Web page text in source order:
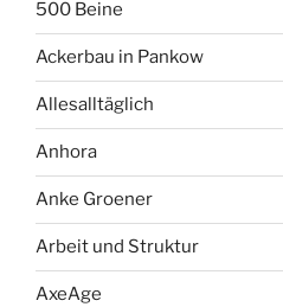
500 Beine
Ackerbau in Pankow
Allesalltäglich
Anhora
Anke Groener
Arbeit und Struktur
AxeAge